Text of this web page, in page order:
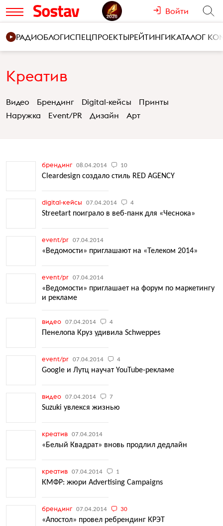
Войти
РАДИОБЛОГИСПЕЦПРОЕКТЫРЕЙТИНГИКАТАЛОГ
Креатив
Видео Брендинг Digital-кейсы
Принты
Наружка
Event/PR Дизайн Арт
брендинг 08.04.2014 10
Cleardesign создало стиль RED AGENCY
digital-кейсы 07.04.2014 4
Streetart поиграло в веб-панк для «Чеснока»
event/pr 07.04.2014
«Ведомости» приглашают на «Телеком 2014»
event/pr 07.04.2014
«Ведомости» приглашает на форум по маркетингу
и рекламе
видео 07.04.2014 4
Пенелопа Круз удивила Schweppes
event/pr 07.04.2014 4
Google и Лутц научат YouTube-рекламе
видео 07.04.2014 7
Suzuki увлекся жизнью
креатив 07.04.2014
«Белый Квадрат» вновь продлил дедлайн
креатив 07.04.2014 1
КМФР: жюри Advertising Campaigns
брендинг 07.04.2014 30
«Апостол» провел ребрендинг КРЭТ